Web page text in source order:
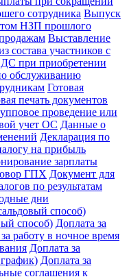
сотрудника Выпуск
НЗП прошлого
Выставление
состава участников с
при приобретении
обслуживанию
Готовая
печать документов
проведение или
учет ОС Данные о
Декларация по
на прибыль
зарплаты
ГПХ Документ для
по результатам
дни
способ)
способ) Доплата за
работу в ночное время
Доплата за
Доплата за
соглашения к